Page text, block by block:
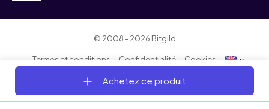
© 2008 - 2026 Bitgild
Termes et conditions Confidentialité Cookies
Achetez ce produit